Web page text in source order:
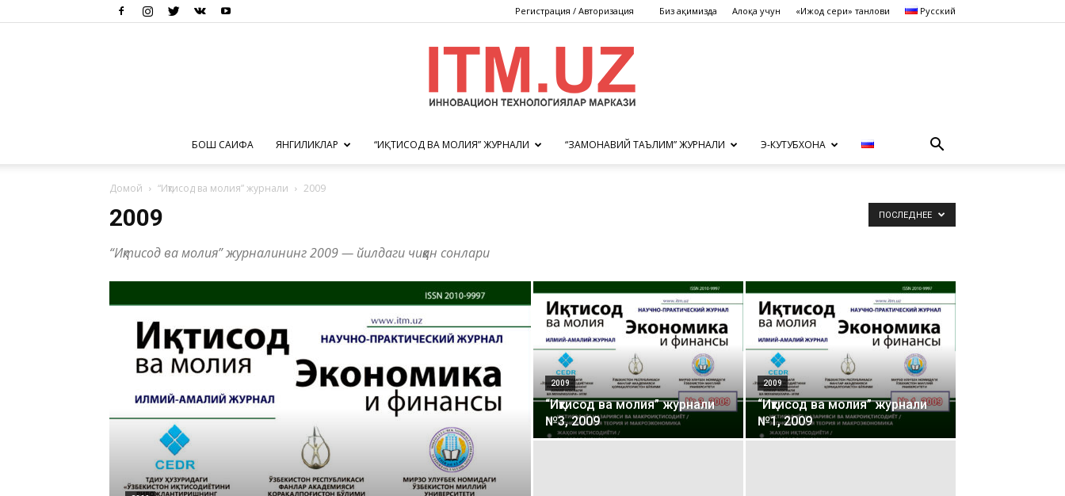
Регистрация / Авторизация Биз ҳақимизда Алоқа учун «Ижод сеҳри» танлови Русский
маркази
БОШ САҲИФА ЯНГИЛИКЛАР “ИҚТИСОД ВА МОЛИЯ” ЖУРНАЛИ “ЗАМОНАВИЙ ТАЪЛИМ” ЖУРНАЛИ Э-КУТУБХОНА
Домой “Иқтисод ва молия” журнали 2009
2009
“Иқтисод ва молия” журналининг 2009 — йилдаги чиққан сонлари
ПОСЛЕДНЕЕ
2009
“Иқтисод ва молия” журнали
№3, 2009
2009
“Иқтисод ва молия” журнали
№1, 2009